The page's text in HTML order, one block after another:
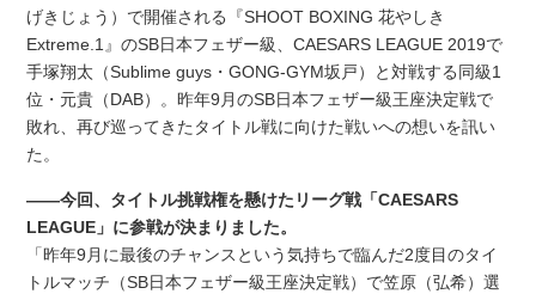
げきじょう）で開催される『SHOOT BOXING 花やしき
Extreme.1』のSB日本フェザー級、CAESARS LEAGUE 2019で
手塚翔太（Sublime guys・GONG-GYM坂戸）と対戦する同級1
位・元貴（DAB）。昨年9月のSB日本フェザー級王座決定戦で
敗れ、再び巡ってきたタイトル戦に向けた戦いへの想いを訊い
た。
――今回、タイトル挑戦権を懸けたリーグ戦「CAESARS
LEAGUE」に参戦が決まりました。
「昨年9月に最後のチャンスという気持ちで臨んだ2度目のタイ
トルマッチ（SB日本フェザー級王座決定戦）で笠原（弘希）選